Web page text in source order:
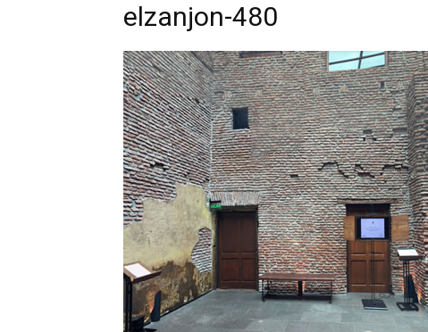
elzanjon-480